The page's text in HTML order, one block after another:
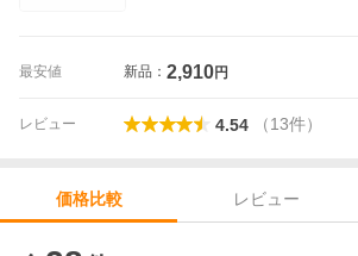
最安値 新品： 2,910円
レビュー 4.54 （13件）
価格比較 レビュー